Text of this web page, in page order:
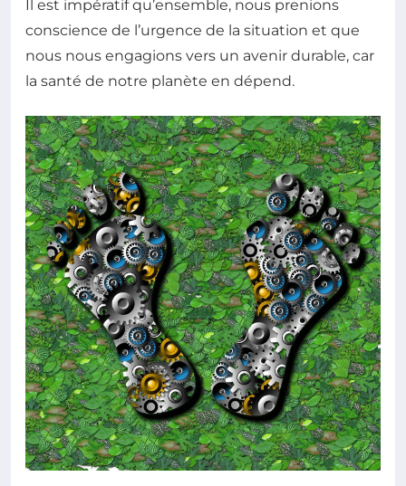
Il est impératif qu’ensemble, nous prenions
conscience de l’urgence de la situation et que
nous nous engagions vers un avenir durable, car
la santé de notre planète en dépend.